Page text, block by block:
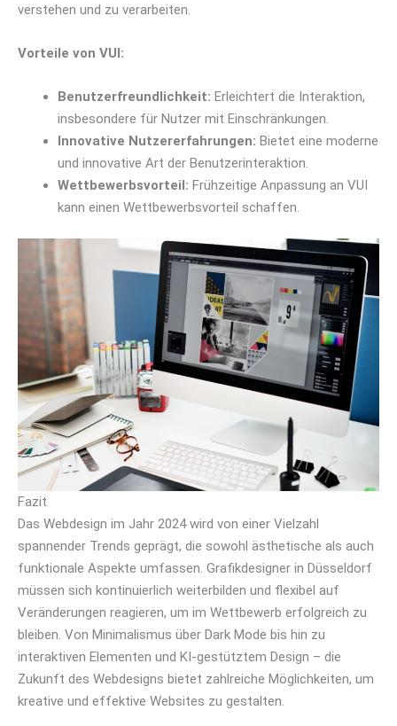
verstehen und zu verarbeiten.
Vorteile von VUI:
Benutzerfreundlichkeit: Erleichtert die Interaktion,
insbesondere für Nutzer mit Einschränkungen.
Innovative Nutzererfahrungen: Bietet eine moderne
und innovative Art der Benutzerinteraktion.
Wettbewerbsvorteil: Frühzeitige Anpassung an VUI
kann einen Wettbewerbsvorteil schaffen.
Fazit
Das Webdesign im Jahr 2024 wird von einer Vielzahl
spannender Trends geprägt, die sowohl ästhetische als auch
funktionale Aspekte umfassen. Grafikdesigner in Düsseldorf
müssen sich kontinuierlich weiterbilden und flexibel auf
Veränderungen reagieren, um im Wettbewerb erfolgreich zu
bleiben. Von Minimalismus über Dark Mode bis hin zu
interaktiven Elementen und KI-gestütztem Design – die
Zukunft des Webdesigns bietet zahlreiche Möglichkeiten, um
kreative und effektive Websites zu gestalten.